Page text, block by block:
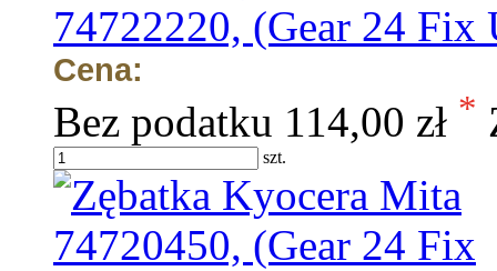
74722220, (Gear 24
Cena:
Bez podatku 114,00 zł *
szt.